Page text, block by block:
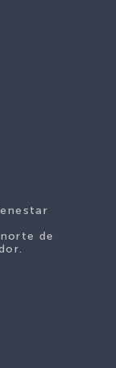
de